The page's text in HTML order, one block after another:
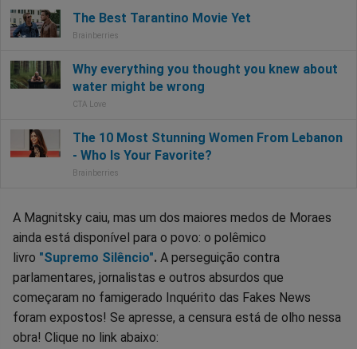
A Magnitsky caiu, mas um dos maiores medos de Moraes
ainda está disponível para o povo: o polêmico
livro "Supremo Silêncio". A perseguição contra
parlamentares, jornalistas e outros absurdos que
começaram no famigerado Inquérito das Fakes News
foram expostos! Se apresse, a censura está de olho nessa
obra! Clique no link abaixo: